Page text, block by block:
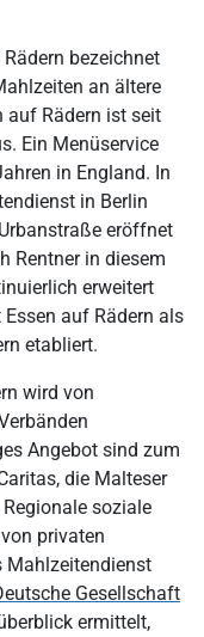
bezeichnet
an ältere
auf Rädern ist seit
Ein Menüservice
in England. In
in Berlin
eröffnet
Rentner in diesem
erweitert
auf Rädern als
etabliert.
wird von
Angebot sind zum
die Malteser
soziale
privaten
Mahlzeitendienst
Gesellschaft
ermittelt,